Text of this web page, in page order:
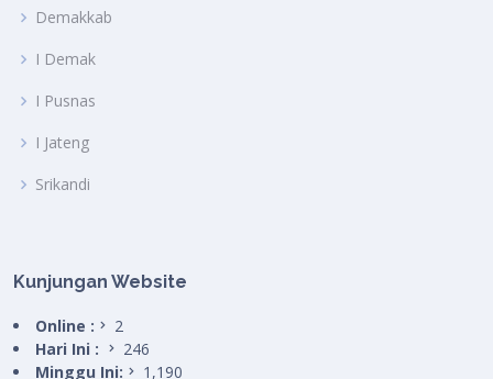
Demakkab
I Demak
I Pusnas
I Jateng
Srikandi
Kunjungan Website
Online :
2
Hari Ini :
246
Minggu Ini:
1,190